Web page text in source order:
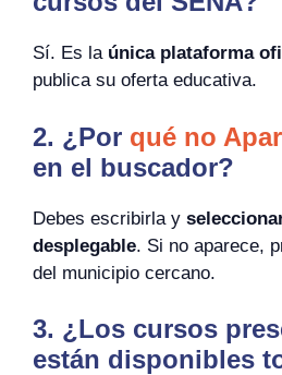
Sí. Es la única plataforma
publica su oferta educativa.
2. ¿Por qué no
en el buscador?
Debes escribirla y
desplegable. Si no aparece,
del municipio cercano.
3. ¿Los cursos
están disponibles